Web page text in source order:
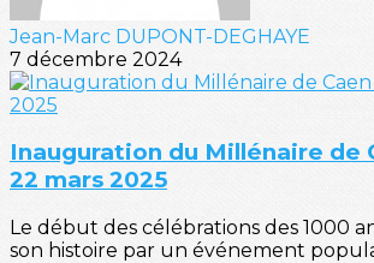
Jean-Marc DUPONT-DEGHAYE
7 décembre 2024
Inauguration du Millénaire de
22 mars 2025
Le début des célébrations des 1000
son histoire par un événement